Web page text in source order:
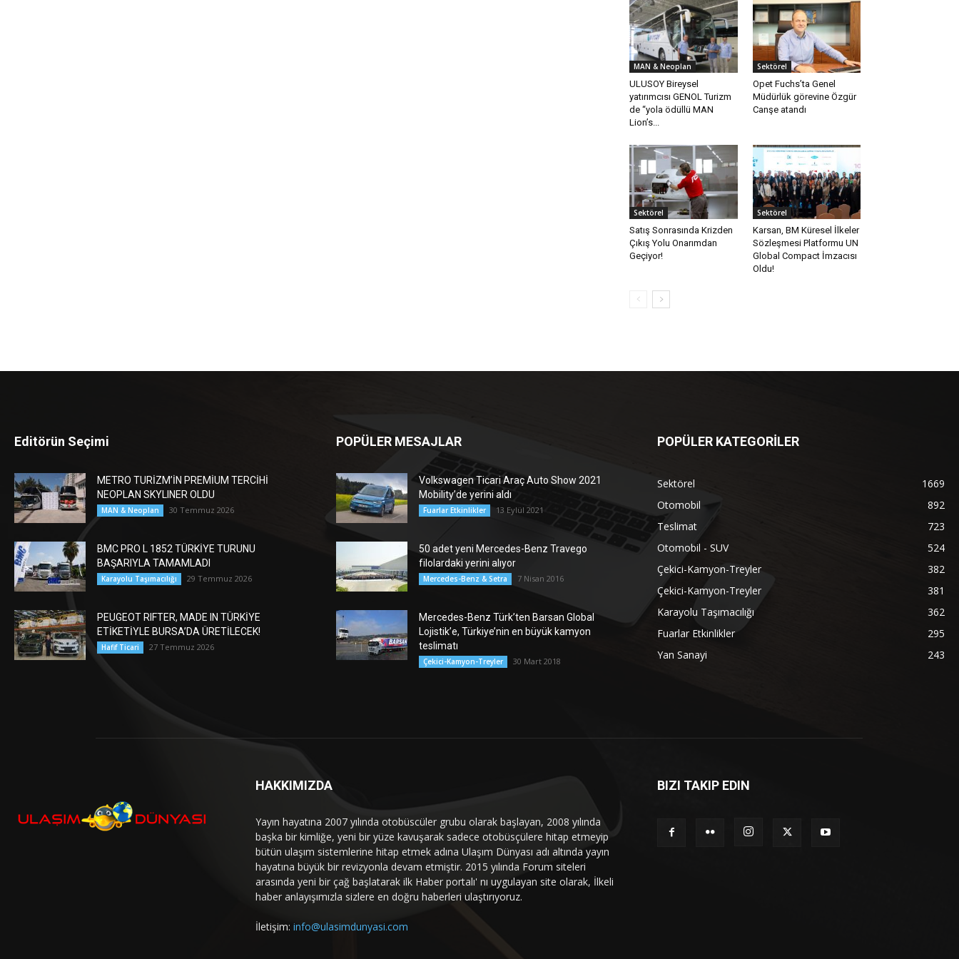
MAN & Neoplan
ULUSOY Bireysel
yatırımcısı GENOL Turizm
de ‘‘yola ödüllü MAN
Lion’s...
Sektörel
Opet Fuchs’ta Genel
Müdürlük görevine Özgür
Canşe atandı
Sektörel
Satış Sonrasında Krizden
Çıkış Yolu Onarımdan
Geçiyor!
Sektörel
Karsan, BM Küresel İlkeler
Sözleşmesi Platformu UN
Global Compact İmzacısı
Oldu!
Editörün Seçimi
METRO TURİZM’İN PREMİUM TERCİHİ
NEOPLAN SKYLINER OLDU
MAN & Neoplan 30 Temmuz 2026
BMC PRO L 1852 TÜRKİYE TURUNU
BAŞARIYLA TAMAMLADI
Karayolu Taşımacılığı 29 Temmuz 2026
PEUGEOT RIFTER, MADE IN TÜRKİYE
ETİKETİYLE BURSA’DA ÜRETİLECEK!
Hafif Ticari 27 Temmuz 2026
POPÜLER MESAJLAR
Volkswagen Ticari Araç Auto Show 2021
Mobility’de yerini aldı
Fuarlar Etkinlikler 13 Eylül 2021
50 adet yeni Mercedes-Benz Travego
filolardaki yerini alıyor
Mercedes-Benz & Setra 7 Nisan 2016
Mercedes-Benz Türk’ten Barsan Global
Lojistik’e, Türkiye’nin en büyük kamyon
teslimatı
Çekici-Kamyon-Treyler 30 Mart 2018
POPÜLER KATEGORİLER
Sektörel
1669
Otomobil
892
Teslimat
723
Otomobil - SUV
524
Çekici-Kamyon-Treyler
382
Çekici-Kamyon-Treyler
381
Karayolu Taşımacılığı
362
Fuarlar Etkinlikler
295
Yan Sanayi
243
HAKKIMIZDA
Yayın hayatına 2007 yılında otobüscüler grubu olarak başlayan, 2008 yılında
başka bir kimliğe, yeni bir yüze kavuşarak sadece otobüsçülere hitap etmeyip
bütün ulaşım sistemlerine hitap etmek adına Ulaşım Dünyası adı altında yayın
hayatına büyük bir revizyonla devam etmiştir. 2015 yılında Forum siteleri
arasında yeni bir çağ başlatarak ilk Haber portalı' nı uygulayan site olarak, İlkeli
haber anlayışımızla sizlere en doğru haberleri ulaştırıyoruz.
İletişim: info@ulasimdunyasi.com
BIZI TAKIP EDIN